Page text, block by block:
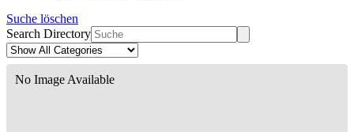
Suche löschen
Search Directory
No Image Available